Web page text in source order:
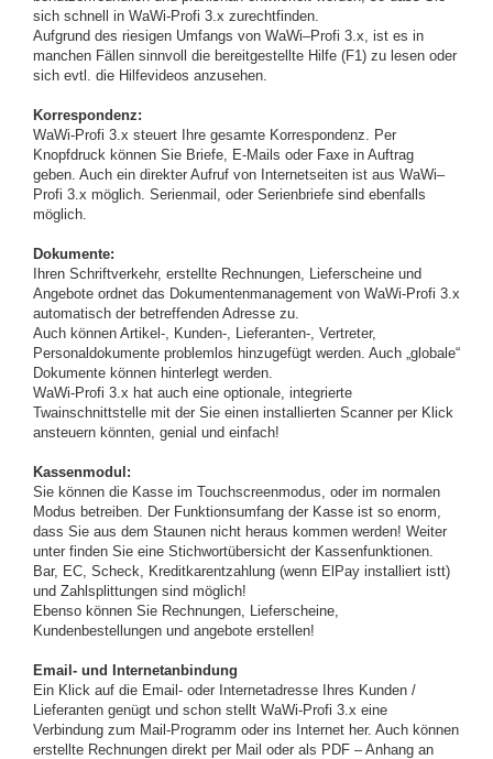
sich schnell in WaWi-Profi 3.x zurechtfinden.
Aufgrund des riesigen Umfangs von WaWi–Profi 3.x, ist es in
manchen Fällen sinnvoll die bereitgestellte Hilfe (F1) zu lesen oder
sich evtl. die Hilfevideos anzusehen.
Korrespondenz:
WaWi-Profi 3.x steuert Ihre gesamte Korrespondenz. Per
Knopfdruck können Sie Briefe, E-Mails oder Faxe in Auftrag
geben. Auch ein direkter Aufruf von Internetseiten ist aus WaWi–
Profi 3.x möglich. Serienmail, oder Serienbriefe sind ebenfalls
möglich.
Dokumente:
Ihren Schriftverkehr, erstellte Rechnungen, Lieferscheine und
Angebote ordnet das Dokumentenmanagement von WaWi-Profi 3.x
automatisch der betreffenden Adresse zu.
Auch können Artikel-, Kunden-, Lieferanten-, Vertreter,
Personaldokumente problemlos hinzugefügt werden. Auch „globale“
Dokumente können hinterlegt werden.
WaWi-Profi 3.x hat auch eine optionale, integrierte
Twainschnittstelle mit der Sie einen installierten Scanner per Klick
ansteuern könnten, genial und einfach!
Kassenmodul:
Sie können die Kasse im Touchscreenmodus, oder im normalen
Modus betreiben. Der Funktionsumfang der Kasse ist so enorm,
dass Sie aus dem Staunen nicht heraus kommen werden! Weiter
unter finden Sie eine Stichwortübersicht der Kassenfunktionen.
Bar, EC, Scheck, Kreditkarentzahlung (wenn ElPay installiert istt)
und Zahlsplittungen sind möglich!
Ebenso können Sie Rechnungen, Lieferscheine,
Kundenbestellungen und angebote erstellen!
Email- und Internetanbindung
Ein Klick auf die Email- oder Internetadresse Ihres Kunden /
Lieferanten genügt und schon stellt WaWi-Profi 3.x eine
Verbindung zum Mail-Programm oder ins Internet her. Auch können
erstellte Rechnungen direkt per Mail oder als PDF – Anhang an